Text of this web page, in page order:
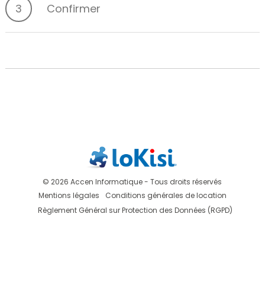
3 Confirmer
© 2026 Accen Informatique - Tous droits réservés
Mentions légales
Conditions générales de location
Règlement Général sur Protection des Données (RGPD)